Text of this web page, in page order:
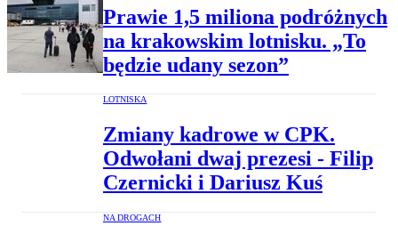
Prawie 1,5 miliona podróżnych
na krakowskim lotnisku. „To
będzie udany sezon”
LOTNISKA
Zmiany kadrowe w CPK.
Odwołani dwaj prezesi - Filip
Czernicki i Dariusz Kuś
NA DROGACH